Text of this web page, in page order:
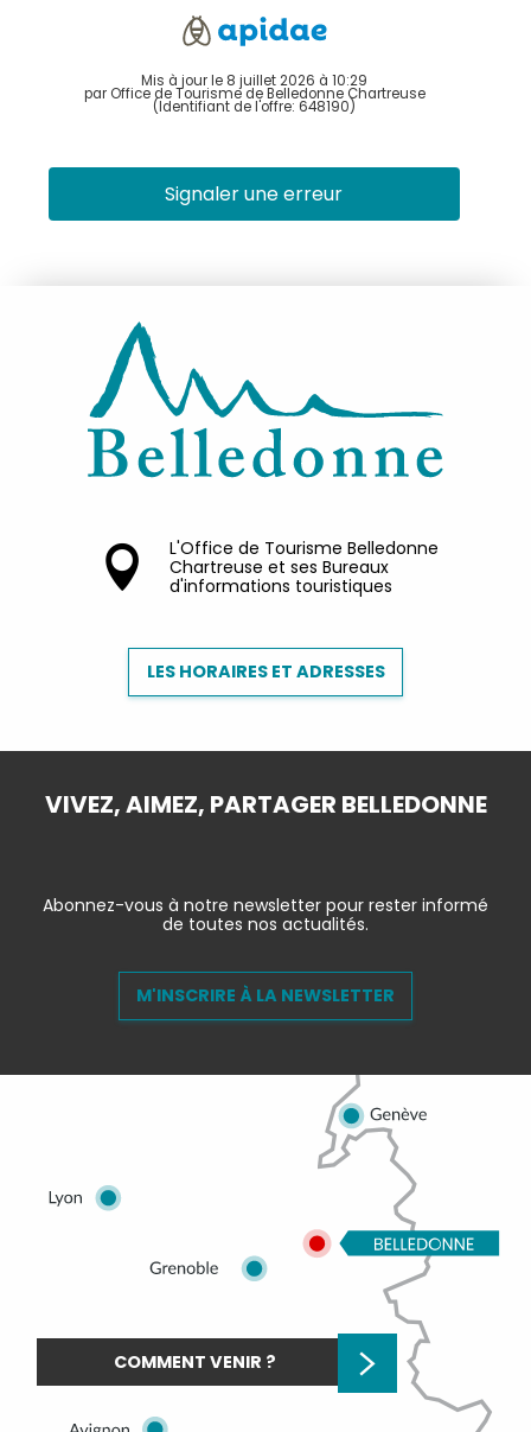
Mis à jour le 8 juillet 2026 à 10:29
par Office de Tourisme de Belledonne Chartreuse
(Identifiant de l'offre: 648190)
Signaler une erreur
L'Office de Tourisme Belledonne
Chartreuse et ses Bureaux
d'informations touristiques
LES HORAIRES ET ADRESSES
VIVEZ, AIMEZ, PARTAGER BELLEDONNE
Abonnez-vous à notre newsletter pour rester informé
de toutes nos actualités.
M'INSCRIRE À LA NEWSLETTER
COMMENT VENIR ?